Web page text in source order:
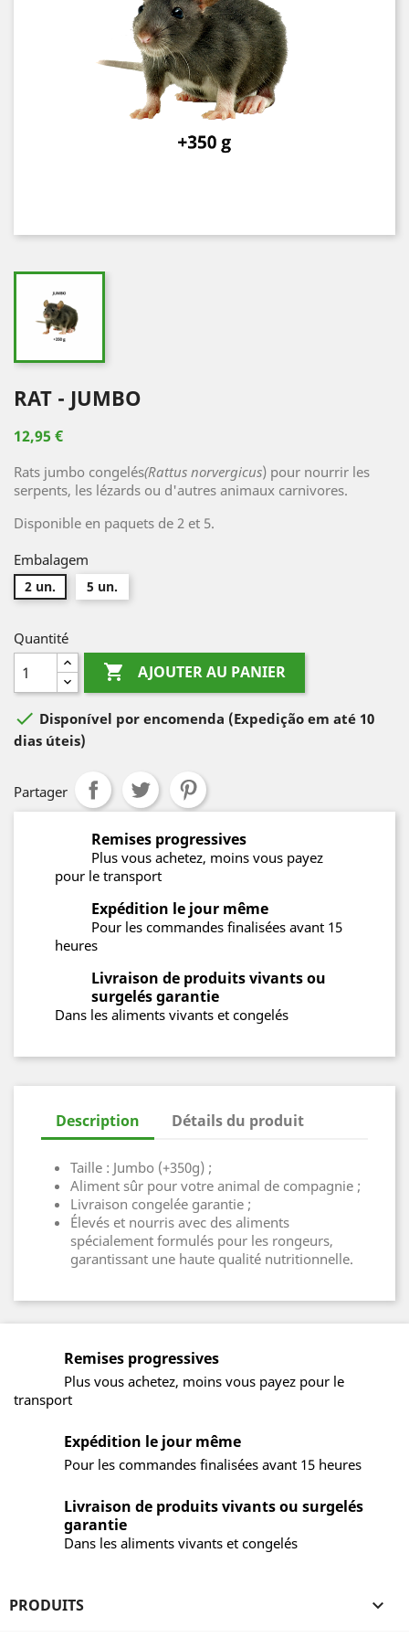
RAT - JUMBO
12,95 €
Rats jumbo congelés(Rattus norvergicus) pour nourrir les
serpents, les lézards ou d'autres animaux carnivores.
Disponible en paquets de 2 et 5.
Embalagem
2 un. 5 un.
Quantité
 AJOUTER AU PANIER
 Disponível por encomenda (Expedição em até 10
dias úteis)
Partager
Remises progressives
Plus vous achetez, moins vous payez
pour le transport
Expédition le jour même
Pour les commandes finalisées avant 15
heures
Livraison de produits vivants ou
surgelés garantie
Dans les aliments vivants et congelés
Description Détails du produit
Taille : Jumbo (+350g) ;
Aliment sûr pour votre animal de compagnie ;
Livraison congelée garantie ;
Élevés et nourris avec des aliments
spécialement formulés pour les rongeurs,
garantissant une haute qualité nutritionnelle.
Remises progressives
Plus vous achetez, moins vous payez pour le
transport
Expédition le jour même
Pour les commandes finalisées avant 15 heures
Livraison de produits vivants ou surgelés
garantie
Dans les aliments vivants et congelés
PRODUITS 